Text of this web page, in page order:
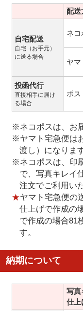
配送
自宅配送
自宅（お手元）
に送る場合
ネコ
ヤマ
投函代行
直接相手に届け
る場合
ポス
※ネコポスは、お
※ヤマト宅急便は
渡し）になりま
※ネコポスは、印
で、写真キレイ
注文でご利用い
★ヤマト宅急便の
仕上げで作成の
で作成の場合81
す。
納期について
写真
仕上